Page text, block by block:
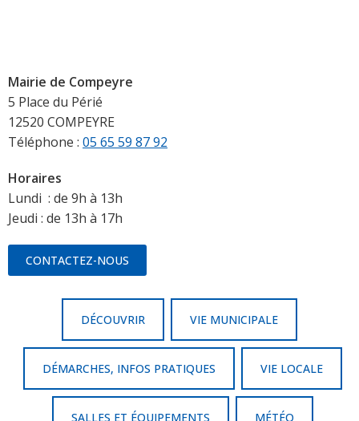
Mairie de Compeyre
5 Place du Périé
12520 COMPEYRE
Téléphone : 05 65 59 87 92
Horaires
Lundi : de 9h à 13h
Jeudi : de 13h à 17h
CONTACTEZ-NOUS
DÉCOUVRIR VIE MUNICIPALE
DÉMARCHES, INFOS PRATIQUES VIE LOCALE
SALLES ET ÉQUIPEMENTS MÉTÉO